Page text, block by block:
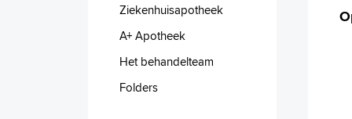
Ziekenhuisapotheek
A+ Apotheek
Het behandelteam
Folders